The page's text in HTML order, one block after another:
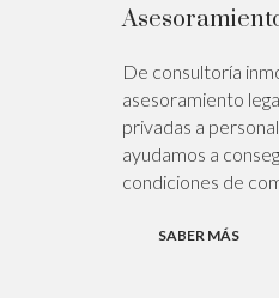
De consultoría
asesoramiento
privadas a
ayudamos a
condiciones de
SABER MÁS